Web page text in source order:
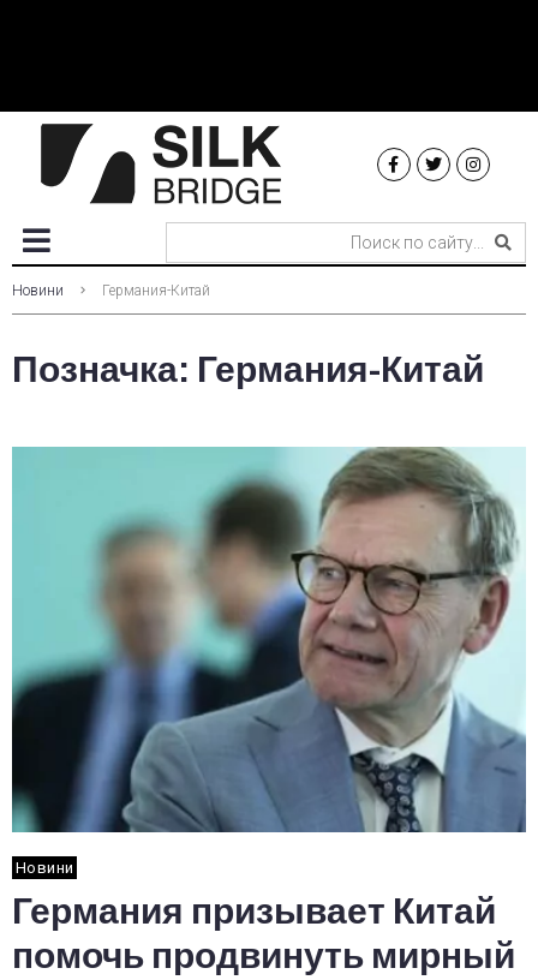
Новини Германия-Китай
Позначка: Германия-Китай
Новини
Германия призывает Китай
помочь продвинуть мирный